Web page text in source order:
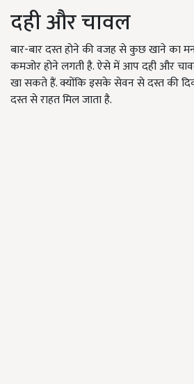
दही और चावल
बार-बार दस्त होने की वजह से कुछ खाने का
कमजोर होने लगती है. ऐसे में आप दही और
खा सकते हैं. क्योंकि इसके सेवन से दस्त की
दस्त से राहत मिल जाता है.